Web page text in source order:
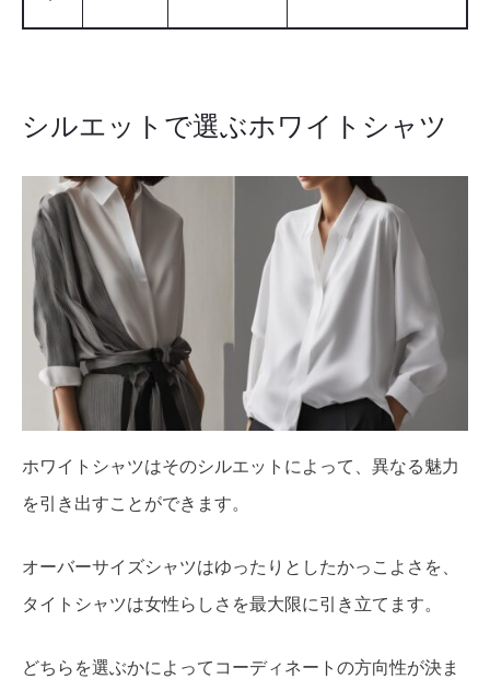
シルエットで選ぶホワイトシャツ
ホワイトシャツはそのシルエットによって、異なる魅力
を引き出すことができます。
オーバーサイズシャツはゆったりとしたかっこよさを、
タイトシャツは女性らしさを最大限に引き立てます。
どちらを選ぶかによってコーディネートの方向性が決ま